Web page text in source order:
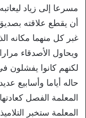
مسرعا إلى زياد
أن يقطع علاقته
غبر كل منهما مكانه
ويحاول الأصدقاء
لكنهم كانوا
حاله أياما وأسابيع
المعلمة الفصل
المعلمة ستخبر